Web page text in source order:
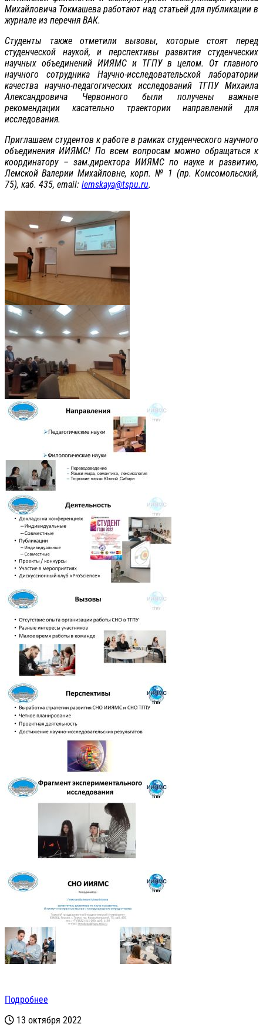
Михайловича Токмашева работают над статьей для публикации в
журнале из перечня ВАК.
Студенты также отметили вызовы, которые стоят перед
студенческой наукой, и перспективы развития студенческих
научных объединений ИИЯМС и ТГПУ в целом. От главного
научного сотрудника Научно-исследовательской лаборатории
качества научно-педагогических исследований ТГПУ Михаила
Александровича Червонного были получены важные
рекомендации касательно траектории направлений для
исследования.
Приглашаем студентов к работе в рамках студенческого научного
объединения ИИЯМС! По всем вопросам можно обращаться к
координатору – зам.директора ИИЯМС по науке и развитию,
Лемской Валерии Михайловне, корп. № 1 (пр. Комсомольский,
75), каб. 435, email: lemskaya@tspu.ru.
Подробнее
13 октября 2022